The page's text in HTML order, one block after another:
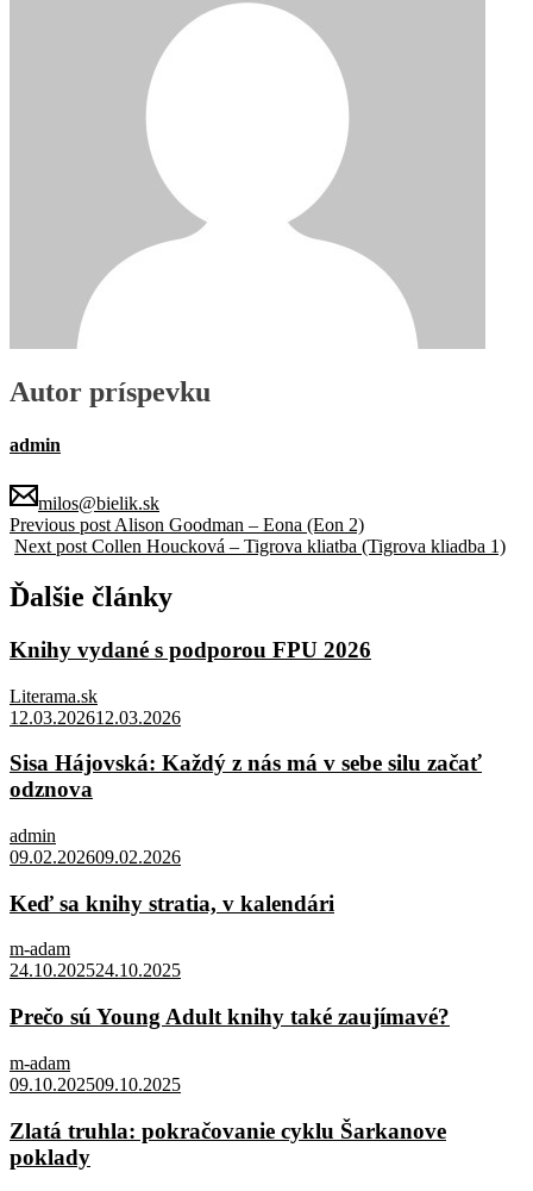
Autor príspevku
admin
milos@bielik.sk
Previous post Alison Goodman – Eona (Eon 2)
Next post Collen Houcková – Tigrova kliatba (Tigrova kliadba 1)
Ďalšie články
Knihy vydané s podporou FPU 2026
Literama.sk
12.03.202612.03.2026
Sisa Hájovská: Každý z nás má v sebe silu začať
odznova
admin
09.02.202609.02.2026
Keď sa knihy stratia, v kalendári
m-adam
24.10.202524.10.2025
Prečo sú Young Adult knihy také zaujímavé?
m-adam
09.10.202509.10.2025
Zlatá truhla: pokračovanie cyklu Šarkanove
poklady